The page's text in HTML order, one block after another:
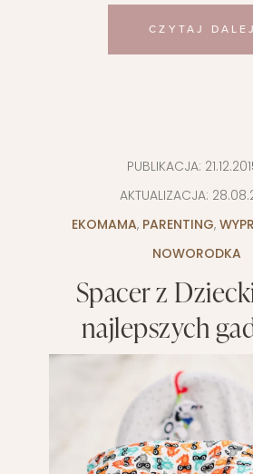
CZYTAJ DALEJ
PUBLIKACJA:
AKTUALIZACJA:
EKOMAMA, PARENTING,
NOWORODKA
Spacer z
najlepszych